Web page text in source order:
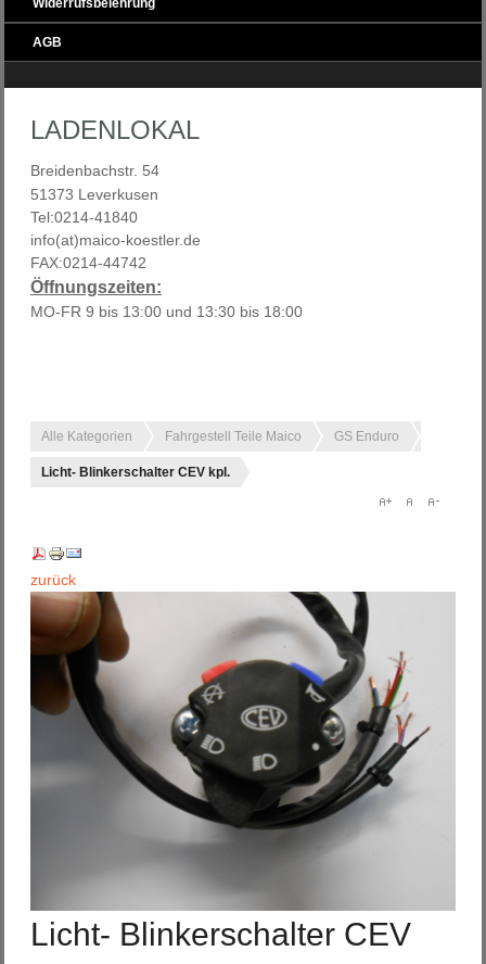
Widerrufsbelehrung
AGB
LADENLOKAL
Breidenbachstr. 54
51373 Leverkusen
Tel:0214-41840
info(at)maico-koestler.de
FAX:0214-44742
Öffnungszeiten:
MO-FR 9 bis 13:00 und 13:30 bis 18:00
Alle Kategorien Fahrgestell Teile Maico GS Enduro
Licht- Blinkerschalter CEV kpl.
zurück
Licht- Blinkerschalter CEV